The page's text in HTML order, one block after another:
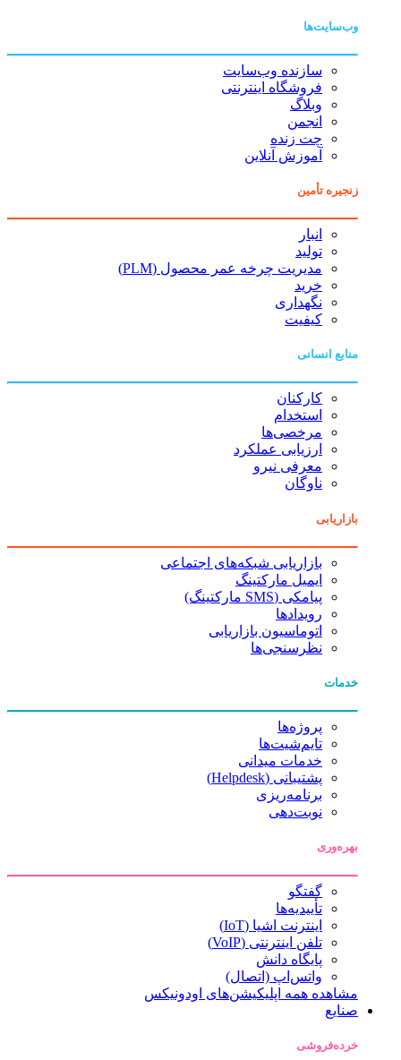
وب‌سایت‌ها
سازنده وب‌سایت
فروشگاه اینترنتی
وبلاگ
انجمن
چت زنده
آموزش آنلاین
زنجیره تأمین
انبار
تولید
مدیریت چرخه عمر محصول (PLM)
خرید
نگهداری
کیفیت
منابع انسانی
کارکنان
استخدام
مرخصی‌ها
ارزیابی عملکرد
معرفی نیرو
ناوگان
بازاریابی
بازاریابی شبکه‌های اجتماعی
ایمیل مارکتینگ
پیامکی (SMS مارکتینگ)
رویدادها
اتوماسیون بازاریابی
نظرسنجی‌ها
خدمات
پروژه‌ها
تایم‌شیت‌ها
خدمات میدانی
پشتیبانی (Helpdesk)
برنامه‌ریزی
نوبت‌دهی
بهره‌وری
گفتگو
تأییدیه‌ها
اینترنت اشیا (IoT)
تلفن اینترنتی (VoIP)
پایگاه دانش
واتس‌اپ (اتصال)
مشاهده همه اپلیکیشن‌های اودونیکس
صنایع
خرده‌فروشی